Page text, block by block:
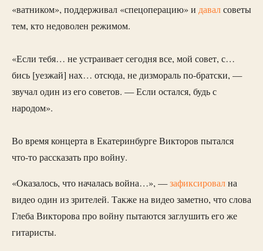
«ватником», поддерживал «спецоперацию» и давалсоветы
тем, кто недоволен режимом.
«Если тебя… не устраивает сегодня все, мой совет, с…
бись [уезжай] нах… отсюда, не дизмораль по-братски, —
звучал один из его советов. — Если остался, будь с
народом».
Во время концерта в Екатеринбурге Викторов пытался
что-то рассказать про войну.
«Оказалось, что началась война…», —зафиксировална
видео один из зрителей. Также на видео заметно, что слова
Глеба Викторова про войну пытаются заглушить его же
гитаристы.